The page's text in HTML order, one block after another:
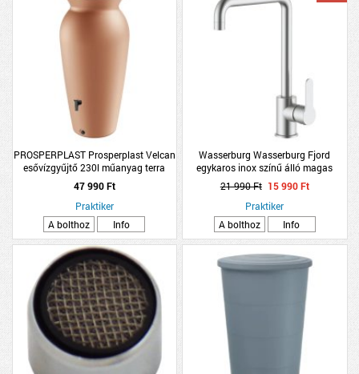
PROSPERPLAST Prosperplast Velcan
esővízgyűjtő 230l műanyag terra
47 990 Ft
Praktiker
A bolthoz
Info
Wasserburg Wasserburg Fjord
egykaros inox színű álló magas
mosogató csaptelep
21 990 Ft 15 990 Ft
Praktiker
A bolthoz
Info